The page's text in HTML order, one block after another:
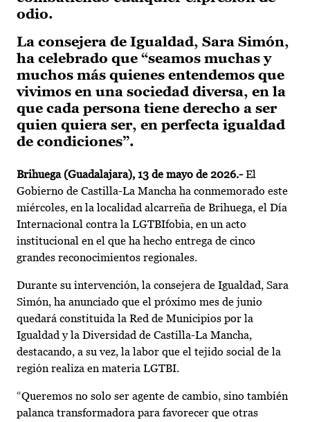
odio.
La consejera de Igualdad, Sara Simón,
ha celebrado que “seamos muchas y
muchos más quienes entendemos que
vivimos en una sociedad diversa, en la
que cada persona tiene derecho a ser
quien quiera ser, en perfecta igualdad
de condiciones”.
Brihuega (Guadalajara), 13 de mayo de 2026.- El
Gobierno de Castilla-La Mancha ha conmemorado este
miércoles, en la localidad alcarreña de Brihuega, el Día
Internacional contra la LGTBIfobia, en un acto
institucional en el que ha hecho entrega de cinco
grandes reconocimientos regionales.
Durante su intervención, la consejera de Igualdad, Sara
Simón, ha anunciado que el próximo mes de junio
quedará constituida la Red de Municipios por la
Igualdad y la Diversidad de Castilla-La Mancha,
destacando, a su vez, la labor que el tejido social de la
región realiza en materia LGTBI.
“Queremos no solo ser agente de cambio, sino también
palanca transformadora para favorecer que otras